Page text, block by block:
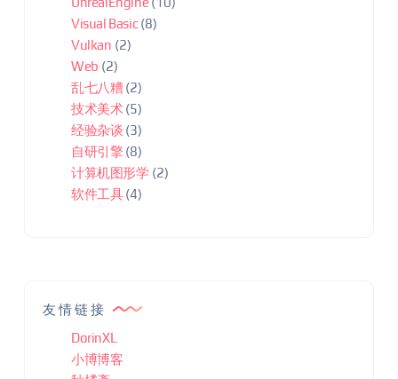
Visual Basic(8)
Vulkan (2)
Web (2)
乱七八糟(2)
技术美术(5)
经验杂谈 (3)
自研引擎 (8)
计算机图形学 (2)
软件工具(4)
友情链接
DorinXL
小博博客